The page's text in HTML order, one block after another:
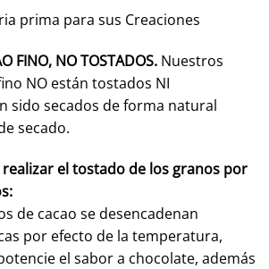
prima para sus Creaciones
FINO, NO TOSTADOS. Nuestros
NO están tostados NI
sido secados de forma natural
secado.
el tostado de los granos por
de cacao se desencadenan
por efecto de la temperatura,
el sabor a chocolate, además